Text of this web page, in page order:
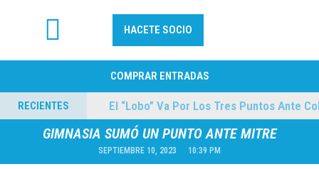
HACETE SOCIO
COMPRAR ENTRADAS
RECIENTES
04/08/2026 El “Lobo” Va Por Los Tres Puntos Ante
GIMNASIA SUMÓ UN PUNTO ANTE MITRE
SEPTIEMBRE 10, 2023 10:39 PM